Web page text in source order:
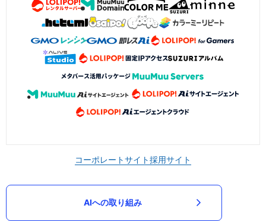
コーポレートサイト採用サイト
AIへの取り組み